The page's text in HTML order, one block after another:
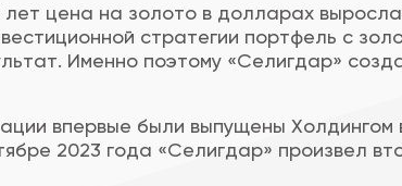
цена на золото в долларах
стратегии портфель с
Именно поэтому «Селигдар»
впервые были выпущены Холдингом
2023 года «Селигдар» произвел